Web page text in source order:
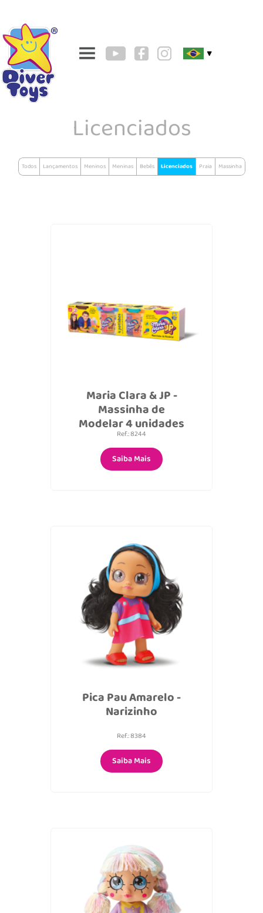
▼
Licenciados
Todos Lançamentos Meninos Meninas Bebês Licenciados Praia Massinha
Maria Clara & JP -
Massinha de
Modelar 4 unidades
Ref.: 8244
Saiba Mais
Pica Pau Amarelo -
Narizinho
Ref.: 8384
Saiba Mais